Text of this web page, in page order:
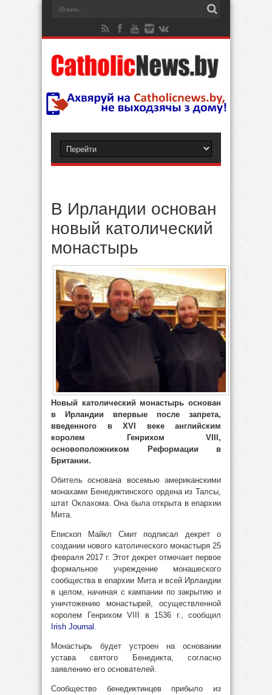
В Ирландии основан
новый католический
монастырь
Новый католический монастырь основан
в Ирландии впервые после запрета,
введенного в XVI веке английским
королем Генрихом VIII,
основоположником Реформации в
Британии.
Обитель основана восемью американскими
монахами Бенедиктинского ордена из Талсы,
штат Оклахома. Она была открыта в епархии
Мита.
Епископ Майкл Смит подписал декрет о
создании нового католического монастыря 25
февраля 2017 г. Этот декрет отмечает первое
формальное учреждение монашеского
сообщества в епархии Мита и всей Ирландии
в целом, начиная с кампании по закрытию и
уничтожению монастырей, осуществленной
королем Генрихом VIII в 1536 г., сообщил
Irish Journal .
Монастырь будет устроен на основании
устава святого Бенедикта, согласно
заявлению его основателей.
Сообщество бенедиктинцев прибыло из